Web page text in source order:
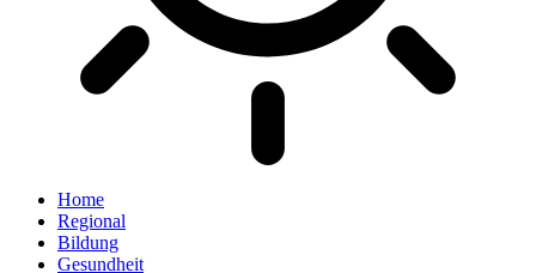
Home
Regional
Bildung
Gesundheit